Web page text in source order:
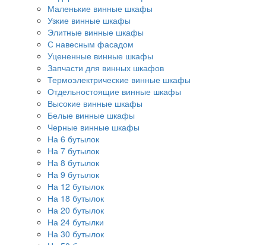
Маленькие винные шкафы
Узкие винные шкафы
Элитные винные шкафы
С навесным фасадом
Уцененные винные шкафы
Запчасти для винных шкафов
Термоэлектрические винные шкафы
Отдельностоящие винные шкафы
Высокие винные шкафы
Белые винные шкафы
Черные винные шкафы
На 6 бутылок
На 7 бутылок
На 8 бутылок
На 9 бутылок
На 12 бутылок
На 18 бутылок
На 20 бутылок
На 24 бутылки
На 30 бутылок